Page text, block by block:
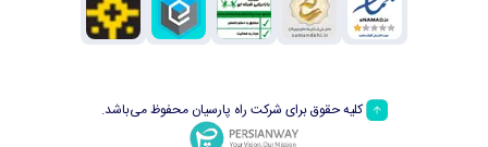
کلیه حقوق برای شرکت راه پارسیان محفوظ می‌باشد.